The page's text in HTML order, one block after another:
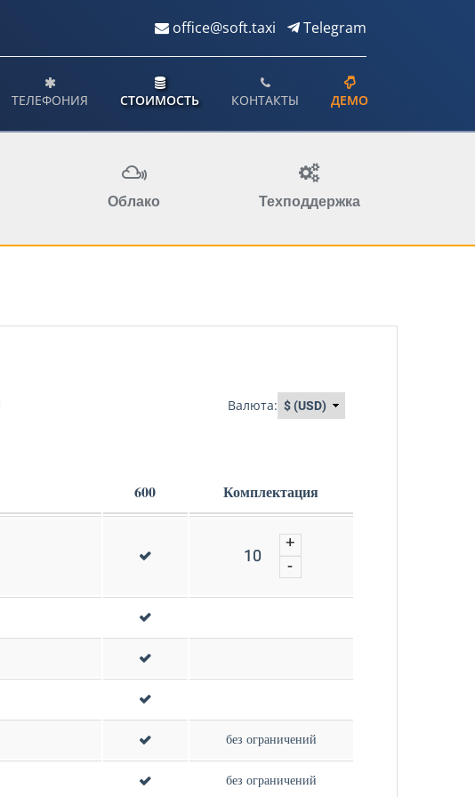
office@soft.taxi Telegram
ТЕЛЕФОНИЯ СТОИМОСТЬ КОНТАКТЫ ДЕМО
Облако Техподдержка
Валюта:
600 Комплектация
+
-
+
-
без ограничений
без ограничений